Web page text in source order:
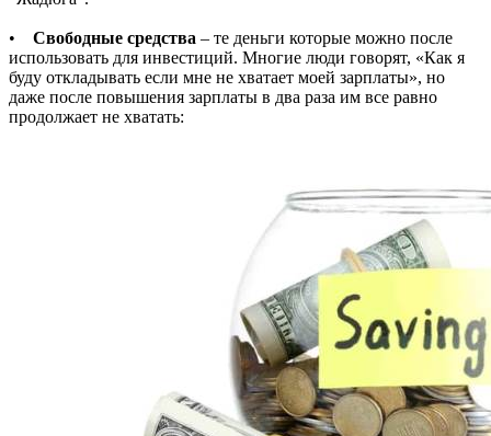
• Свободные средства – те деньги которые можно после
использовать для инвестиций. Многие люди говорят, «Как я
буду откладывать если мне не хватает моей зарплаты», но
даже после повышения зарплаты в два раза им все равно
продолжает не хватать: